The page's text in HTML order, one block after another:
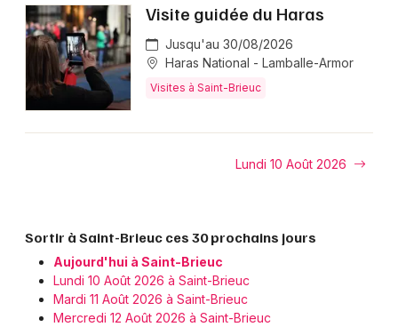
Visite guidée du Haras
Jusqu'au 30/08/2026
Haras National - Lamballe-Armor
Visites à Saint-Brieuc
Lundi 10 Août 2026
Sortir à Saint-Brieuc ces 30 prochains jours
Aujourd'hui à Saint-Brieuc
Lundi 10 Août 2026 à Saint-Brieuc
Mardi 11 Août 2026 à Saint-Brieuc
Mercredi 12 Août 2026 à Saint-Brieuc